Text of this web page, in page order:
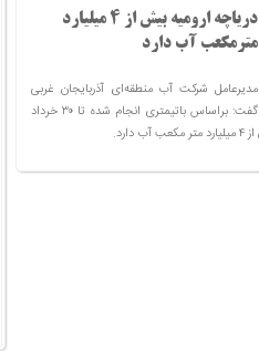
دریاچه ارومیه بیش از ۴ میلیارد
مترمکعب آب دارد
مدیرعامل شرکت آب منطقه‌ای آذربایجان غربی
گفت: براساس باتیمتری انجام شده تا ۳۰ خرداد